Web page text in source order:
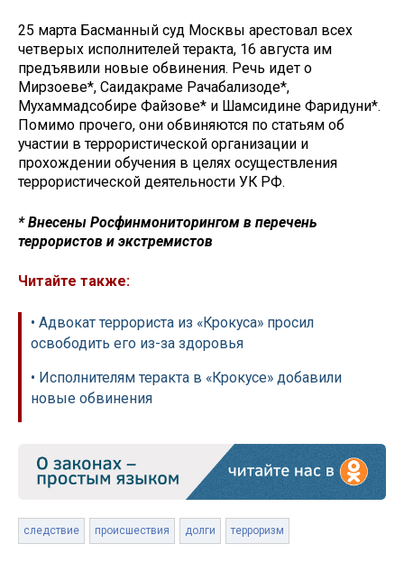
25 марта Басманный суд Москвы арестовал всех
четверых исполнителей теракта, 16 августа им
предъявили новые обвинения. Речь идет о
Мирзоеве*, Саидакраме Рачабализоде*,
Мухаммадсобире Файзове* и Шамсидине Фаридуни*.
Помимо прочего, они обвиняются по статьям об
участии в террористической организации и
прохождении обучения в целях осуществления
террористической деятельности УК РФ.
* Внесены Росфинмониторингом в перечень
террористов и экстремистов
Читайте также:
• Адвокат террориста из «Крокуса» просил
освободить его из-за здоровья
• Исполнителям теракта в «Крокусе» добавили
новые обвинения
следствие происшествия долги терроризм